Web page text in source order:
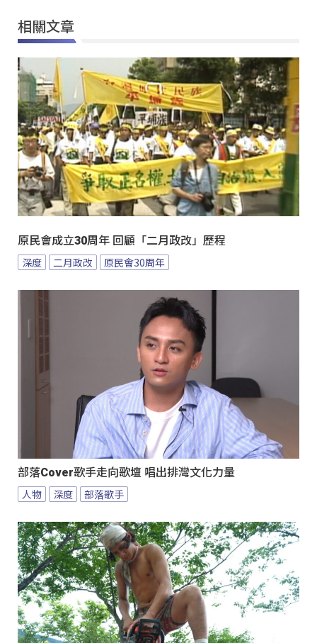
相關文章
原民會成立30周年 回顧「二月政改」歷程
深度 二月政改 原民會30周年
部落Cover歌手走向歌壇 唱出排灣文化力量
人物 深度 部落歌手